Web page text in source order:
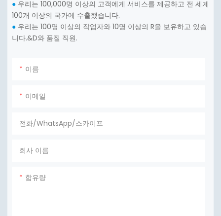
● 우리는 100,000명 이상의 고객에게 서비스를 제공하고 전 세계
100개 이상의 국가에 수출했습니다.
● 우리는 100명 이상의 작업자와 10명 이상의 R을 보유하고 있습
니다.&D와 품질 직원.
이름
이메일
전화/WhatsApp/스카이프
회사 이름
함유량